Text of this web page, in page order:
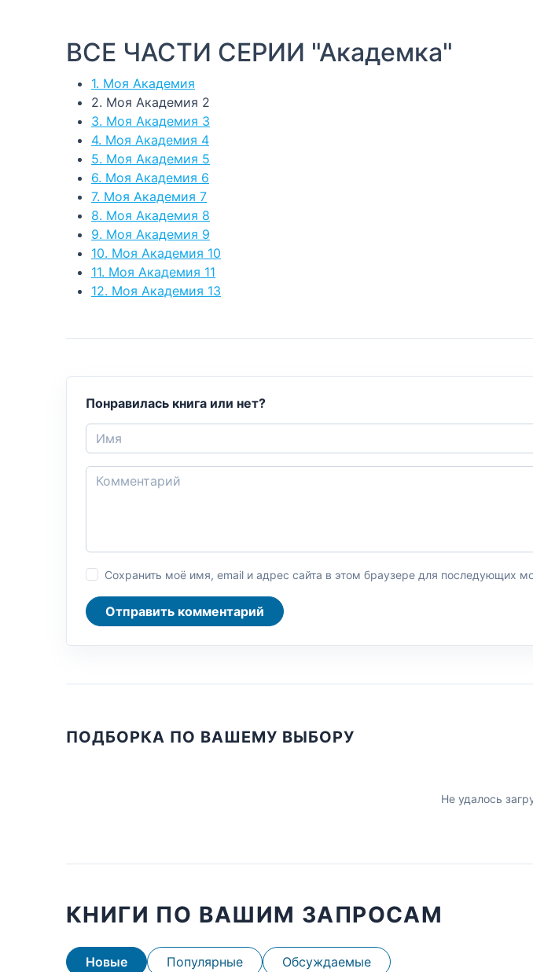
ВСЕ ЧАСТИ СЕРИИ "Академка"
1. Моя Академия
2. Моя Академия 2
3. Моя Академия 3
4. Моя Академия 4
5. Моя Академия 5
6. Моя Академия 6
7. Моя Академия 7
8. Моя Академия 8
9. Моя Академия 9
10. Моя Академия 10
11. Моя Академия 11
12. Моя Академия 13
Понравилась книга или нет?
Сохранить моё имя, email и адрес сайта в этом браузере для последующих
Отправить комментарий
ПОДБОРКА ПО ВАШЕМУ ВЫБОРУ
Не удалось
КНИГИ ПО ВАШИМ ЗАПРОСАМ
Новые Популярные Обсуждаемые